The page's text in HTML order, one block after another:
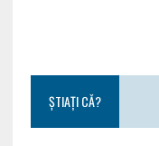
ȘTIAȚI CĂ?